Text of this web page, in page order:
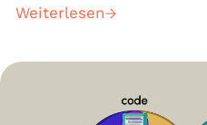
Weiterlesen